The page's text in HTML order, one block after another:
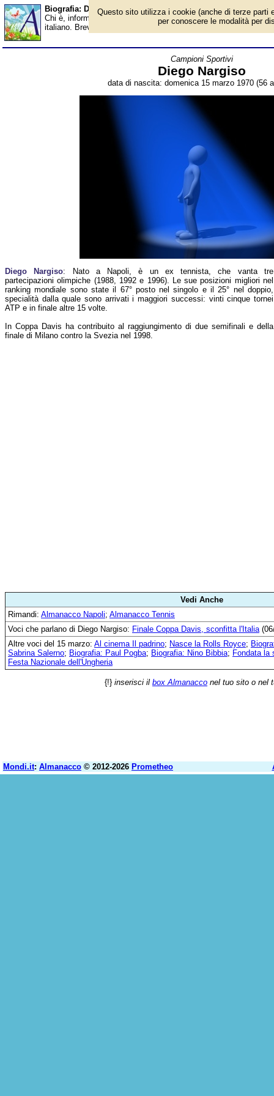
Biografia: Diego Nargiso - età - Almanacco
Chi è, informazioni, foto, qual è la data di nascita, età, dove è
italiano. Breve biografia. Voce dell'Almanacco.
Campioni Sportivi
Diego Nargiso
data di nascita: domenica 15 marzo 1970 (56
Diego Nargiso: Nato a Napoli, è un ex tennista, che vanta tre
partecipazioni olimpiche (1988, 1992 e 1996). Le sue posizioni migliori nel
ranking mondiale sono state il 67° posto nel singolo e il 25° nel doppio,
specialità dalla quale sono arrivati i maggiori successi: vinti cinque tornei
ATP e in finale altre 15 volte.
In Coppa Davis ha contribuito al raggiungimento di due semifinali e della
finale di Milano contro la Svezia nel 1998.
Vedi Anche
Rimandi: Almanacco Napoli; Almanacco Tennis
Voci che parlano di Diego Nargiso: Finale Coppa Davis, sconfitta l'Italia
Altre voci del 15 marzo: Al cinema Il padrino; Nasce la Rolls Royce;
Sabrina Salerno; Biografia: Paul Pogba; Biografia: Nino Bibbia; Fondata la
Festa Nazionale dell'Ungheria
{!} inserisci il box Almanacco nel tuo sito o nel
Mondi.it: Almanacco © 2012-2026 Prometheo
Questo sito utilizza i cookie (anche di terze parti
per conoscere le modalità per